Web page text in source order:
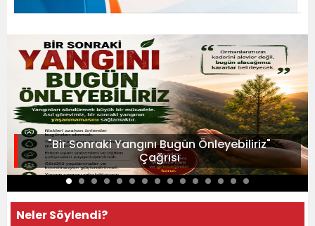
"Bir Sonraki Yangını Bugün Önleyebiliriz"
Çağrısı
Neler Söylendi?